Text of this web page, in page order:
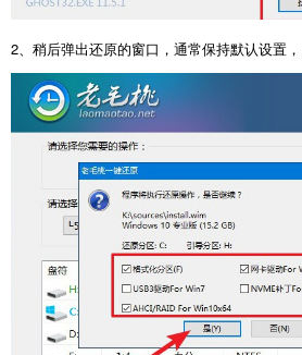
2、稍后弹出还原的窗口，通常保持默认设置，